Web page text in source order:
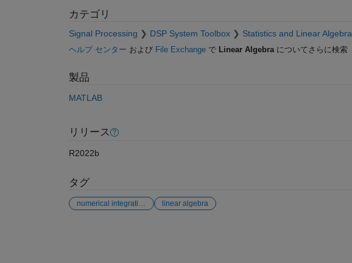
カテゴリ
Signal Processing DSP System Toolbox Statistics and Linear Algebra
ヘルプ センター および File Exchangeで Linear Algebraについてさらに検索
製品
MATLAB
リリース
R2022b
タグ
linear algebra